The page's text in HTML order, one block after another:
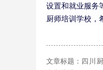
设置和就业服务
厨师培训学校，
文章标题： 四川